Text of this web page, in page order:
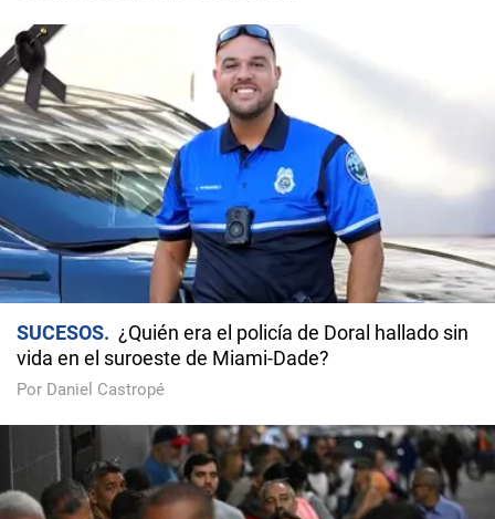
SUCESOS
¿Quién era el policía de Doral hallado sin
vida en el suroeste de Miami-Dade?
Por Daniel Castropé